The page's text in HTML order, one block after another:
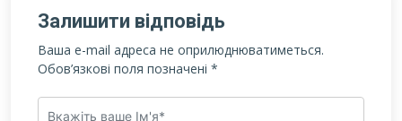
Залишити відповідь
Ваша e-mail адреса не оприлюднюватиметься.
Обов’язкові поля позначені *